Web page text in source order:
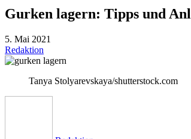
Gurken lagern: Tipps und
5. Mai 2021
Redaktion
Tanya Stolyarevskaya/shutterstock.com